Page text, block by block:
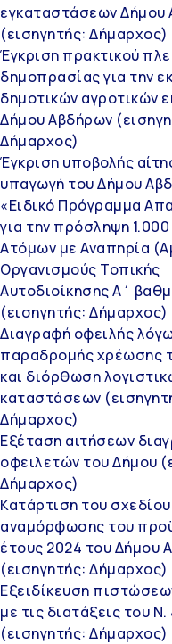
εγκαταστάσεων Δήμου
(εισηγητής: Δήμαρχος)
Έγκριση πρακτικού
δημοπρασίας για την
δημοτικών αγροτικών
Δήμου Αβδήρων
Δήμαρχος)
Έγκριση υποβολής
υπαγωγή του Δήμου
«Ειδικό Πρόγραμμα
για την πρόσληψη
Ατόμων με Αναπηρία
Οργανισμούς Τοπικής
Αυτοδιοίκησης Α΄
(εισηγητής: Δήμαρχος)
Διαγραφή οφειλής
παραδρομής χρέωσης
και διόρθωση
καταστάσεων
Δήμαρχος)
Εξέταση αιτήσεων
οφειλετών του Δήμου
Δήμαρχος)
Κατάρτιση του σχεδίου
αναμόρφωσης του
έτους 2024 του Δήμου
(εισηγητής: Δήμαρχος)
Εξειδίκευση
με τις διατάξεις του
(εισηγητής: Δήμαρχος)